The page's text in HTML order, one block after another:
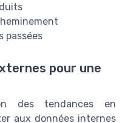
passées
pour une
des tendances en
aux données internes